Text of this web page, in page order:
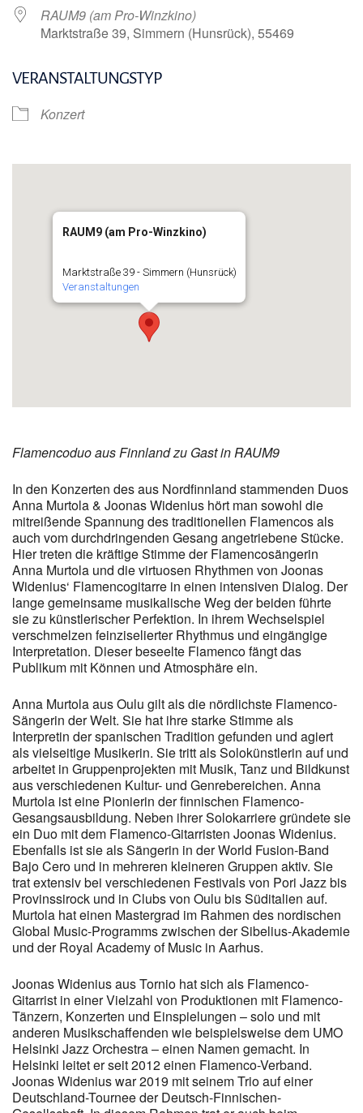
RAUM9 (am Pro-Winzkino)
Marktstraße 39, Simmern (Hunsrück), 55469
VERANSTALTUNGSTYP
Konzert
RAUM9 (am Pro-Winzkino)
Marktstraße 39 - Simmern (Hunsrück)
Veranstaltungen
Flamencoduo aus Finnland zu Gast in RAUM9
In den Konzerten des aus Nordfinnland stammenden Duos
Anna Murtola & Joonas Widenius hört man sowohl die
mitreißende Spannung des traditionellen Flamencos als
auch vom durchdringenden Gesang angetriebene Stücke.
Hier treten die kräftige Stimme der Flamencosängerin
Anna Murtola und die virtuosen Rhythmen von Joonas
Widenius‘ Flamencogitarre in einen intensiven Dialog. Der
lange gemeinsame musikalische Weg der beiden führte
sie zu künstlerischer Perfektion. In ihrem Wechselspiel
verschmelzen feinziselierter Rhythmus und eingängige
Interpretation. Dieser beseelte Flamenco fängt das
Publikum mit Können und Atmosphäre ein.
Anna Murtola aus Oulu gilt als die nördlichste Flamenco-
Sängerin der Welt. Sie hat ihre starke Stimme als
Interpretin der spanischen Tradition gefunden und agiert
als vielseitige Musikerin. Sie tritt als Solokünstlerin auf und
arbeitet in Gruppenprojekten mit Musik, Tanz und Bildkunst
aus verschiedenen Kultur- und Genrebereichen. Anna
Murtola ist eine Pionierin der finnischen Flamenco-
Gesangsausbildung. Neben ihrer Solokarriere gründete sie
ein Duo mit dem Flamenco-Gitarristen Joonas Widenius.
Ebenfalls ist sie als Sängerin in der World Fusion-Band
Bajo Cero und in mehreren kleineren Gruppen aktiv. Sie
trat extensiv bei verschiedenen Festivals von Pori Jazz bis
Provinssirock und in Clubs von Oulu bis Süditalien auf.
Murtola hat einen Mastergrad im Rahmen des nordischen
Global Music-Programms zwischen der Sibelius-Akademie
und der Royal Academy of Music in Aarhus.
Joonas Widenius aus Tornio hat sich als Flamenco-
Gitarrist in einer Vielzahl von Produktionen mit Flamenco-
Tänzern, Konzerten und Einspielungen – solo und mit
anderen Musikschaffenden wie beispielsweise dem UMO
Helsinki Jazz Orchestra – einen Namen gemacht. In
Helsinki leitet er seit 2012 einen Flamenco-Verband.
Joonas Widenius war 2019 mit seinem Trio auf einer
Deutschland-Tournee der Deutsch-Finnischen-